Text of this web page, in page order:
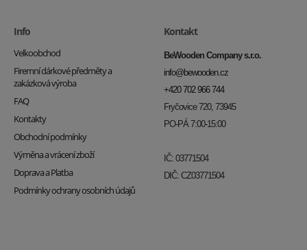
Info
Velkoobchod
Firemní dárkové předměty a
zakázková výroba
FAQ
Kontakty
Obchodní podmínky
Výměna a vrácení zboží
Doprava a Platba
Podmínky ochrany osobních údajů
Kontakt
BeWooden Company s.r.o.
info@bewooden.cz
+420 702 966 744
Fryčovice 720, 73945
PO-PÁ 7:00-15:00
IČ: 03771504
DIČ: CZ03771504